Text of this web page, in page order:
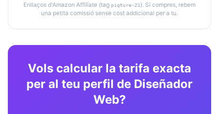
Enllaços d'Amazon Affiliate (tag piqture-21 ). Si compres, rebem
una petita comissió sense cost addicional per a tu.
Vols calcular la tarifa exacta
per al teu perfil de Diseñador
Web?